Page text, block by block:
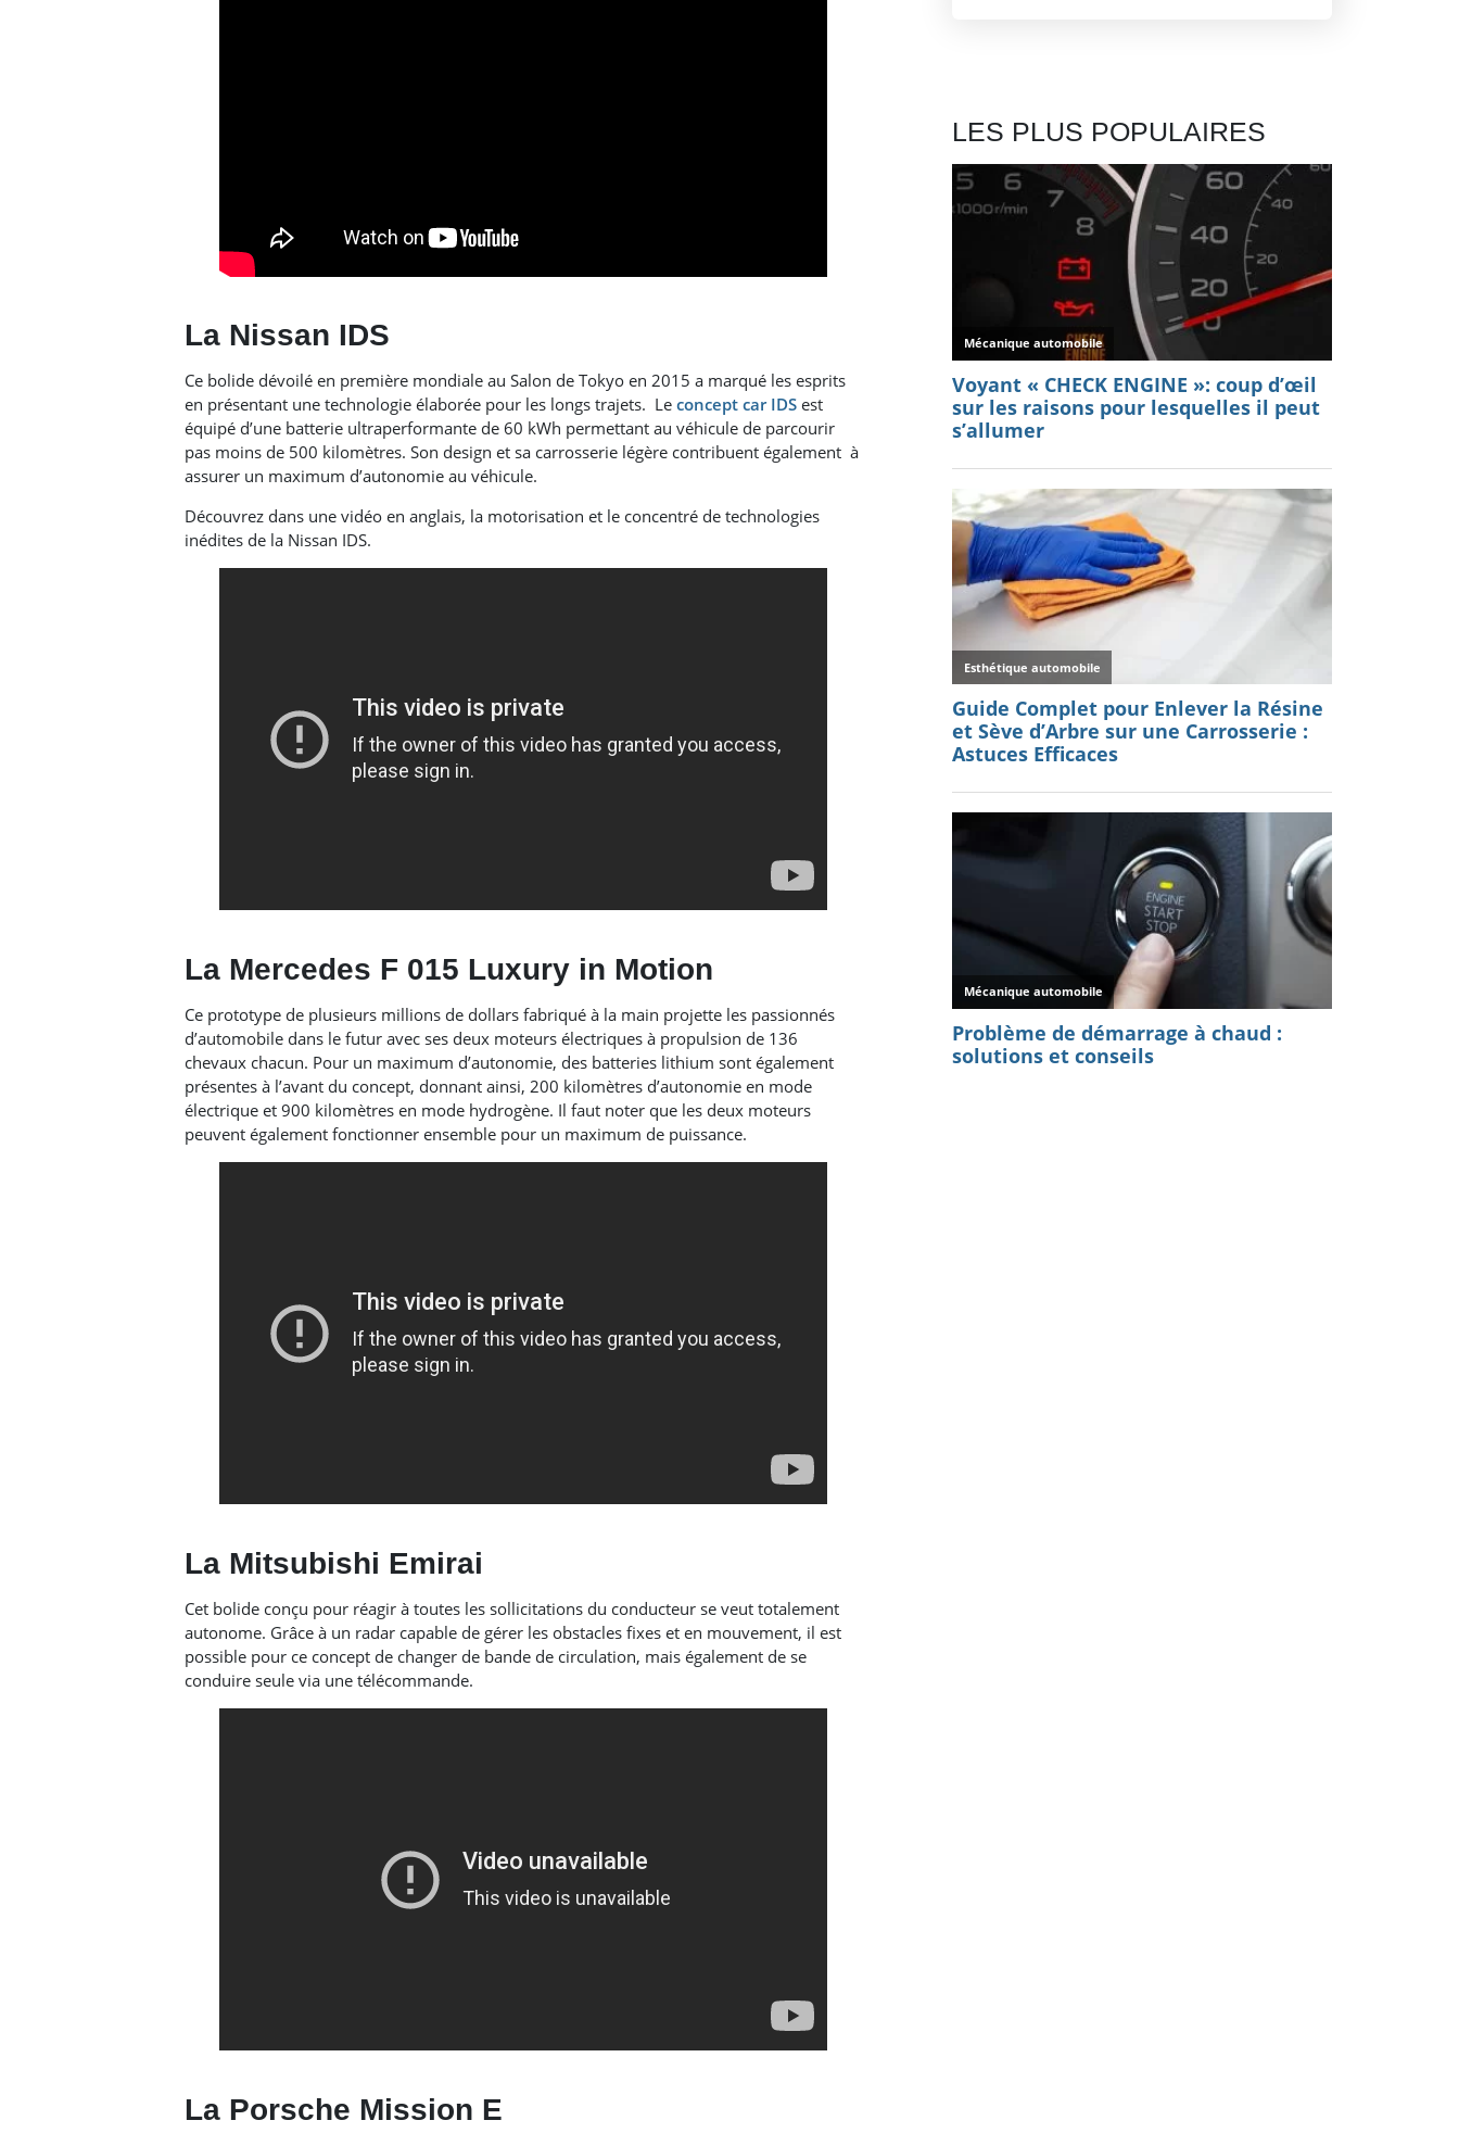
La Nissan IDS
Ce bolide dévoilé en première mondiale au Salon de Tokyo en 2015 a marqué les esprits
en présentant une technologie élaborée pour les longs trajets. Le concept car IDSest
équipé d’une batterie ultraperformante de 60 kWh permettant au véhicule de parcourir
pas moins de 500 kilomètres. Son design et sa carrosserie légère contribuent également à
assurer un maximum d’autonomie au véhicule.
Découvrez dans une vidéo en anglais, la motorisation et le concentré de technologies
inédites de la Nissan IDS.
La Mercedes F 015 Luxury in Motion
Ce prototype de plusieurs millions de dollars fabriqué à la main projette les passionnés
d’automobile dans le futur avec ses deux moteurs électriques à propulsion de 136
chevaux chacun. Pour un maximum d’autonomie, des batteries lithium sont également
présentes à l’avant du concept, donnant ainsi, 200 kilomètres d’autonomie en mode
électrique et 900 kilomètres en mode hydrogène. Il faut noter que les deux moteurs
peuvent également fonctionner ensemble pour un maximum de puissance.
La Mitsubishi Emirai
Cet bolide conçu pour réagir à toutes les sollicitations du conducteur se veut totalement
autonome. Grâce à un radar capable de gérer les obstacles fixes et en mouvement, il est
possible pour ce concept de changer de bande de circulation, mais également de se
conduire seule via une télécommande.
La Porsche Mission E
LES PLUS POPULAIRES